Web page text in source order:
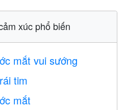
xúc phổ biến
mắt vui sướng
tim
mắt